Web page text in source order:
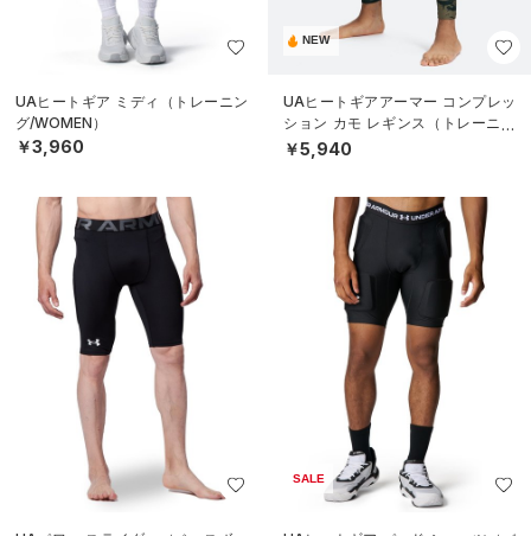
UAヒートギア ミディ（トレーニン
グ/WOMEN）
￥3,960
NEW
UAヒートギアアーマー コンプレッ
ション カモ レギンス（トレーニン
グ/MEN）
￥5,940
SALE